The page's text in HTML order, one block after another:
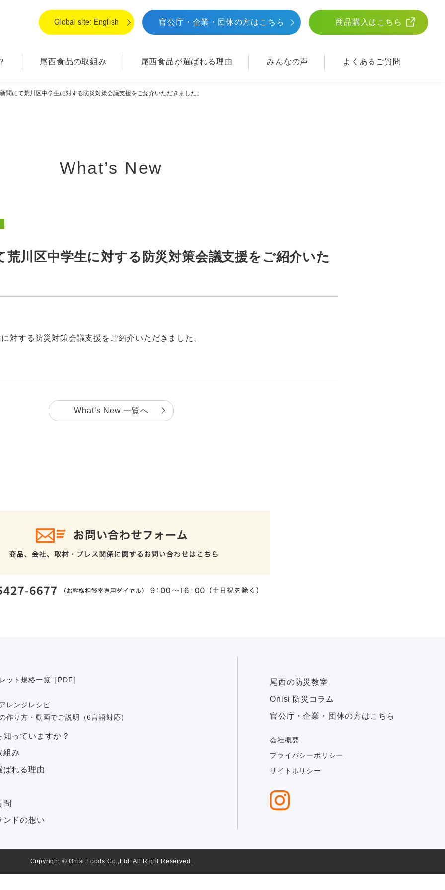
Global site: English 官公庁・企業・団体の方はこちら 商品購入はこちら
尾西食品の取組み 尾西食品が選ばれる理由 みんなの声 よくあるご質問
聞にて荒川区中学生に対する防災対策会議支援をご紹介いただきました。
What’s New
荒川区中学生に対する防災対策会議支援をご紹介いた
対する防災対策会議支援をご紹介いただきました。
What’s New 一覧へ
ット規格一覧［PDF］
レンジレシピ
作り方・動画でご説明（6言語対応）
っていますか？
組み
ばれる理由
問
ンドの想い
尾西の防災教室
Onisi 防災コラム
官公庁・企業・団体の方はこちら
会社概要
プライバシーポリシー
サイトポリシー
Copyright © Onisi Foods Co.,Ltd. All Right Reserved.